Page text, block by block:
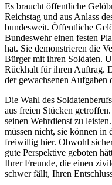
Es braucht öffentliche
Reichstag und aus Anlass
bundesweit. Öffentliche
Bundeswehr einen festen
hat. Sie demonstrieren die
Bürger mit ihren Soldaten.
Rückhalt für ihren Auftrag.
der gewachsenen Aufgaben
Die Wahl des
aus freien Stücken
seinen Wehrdienst zu
müssen nicht, sie können in
freiwillig hier. Obwohl
gute Perspektive geboten
Ihrer Freunde, die einen
schwer fällt, Ihren